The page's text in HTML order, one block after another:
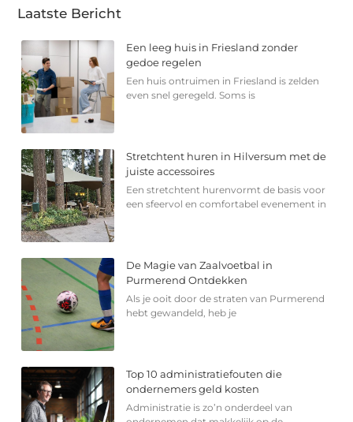
Laatste Bericht
Een leeg huis in Friesland zonder
gedoe regelen
Een huis ontruimen in Friesland is zelden
even snel geregeld. Soms is
Stretchtent huren in Hilversum met de
juiste accessoires
Een stretchtent hurenvormt de basis voor
een sfeervol en comfortabel evenement in
De Magie van Zaalvoetbal in
Purmerend Ontdekken
Als je ooit door de straten van Purmerend
hebt gewandeld, heb je
Top 10 administratiefouten die
ondernemers geld kosten
Administratie is zo’n onderdeel van